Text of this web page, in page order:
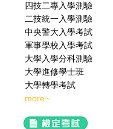
四技二專入學測驗
二技統一入學測驗
中央警大入學考試
軍事學校入學考試
大學入學分科測驗
大學進修學士班
大學轉學考試
more~